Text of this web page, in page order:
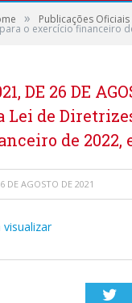
» Publicações Oficiais
o exercício financeiro
DE 26 DE
Lei de
de 2022,
DE AGOSTO DE 2021
visualizar